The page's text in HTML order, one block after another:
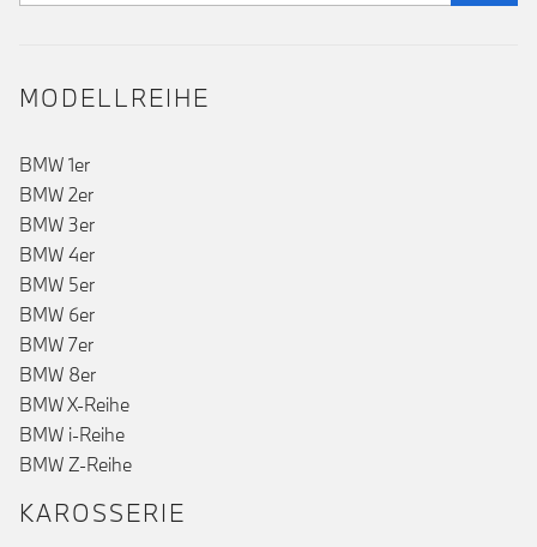
MODELLREIHE
BMW 1er
BMW 2er
BMW 3er
BMW 4er
BMW 5er()
BMW 6er
BMW 7er
BMW 8er
BMW X-Reihe
BMW i-Reihe
BMW Z-Reihe
KAROSSERIE